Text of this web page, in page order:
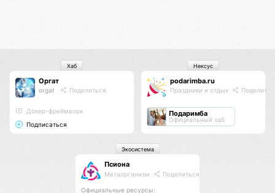
Оргат
orgat Поделиться
Докер-фреймворк
Подписаться
Хаб
podarimba.ru
Праздники и отдых
Подаримба
Официальный хаб
Нексус
Псиона
Метаорганизм Поделиться
Официальные ресурсы:
Экосистема